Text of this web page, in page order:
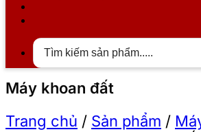
Máy khoan đất
Trang chủ / Sản phẩm /